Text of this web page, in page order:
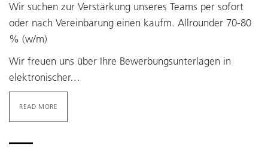
Wir suchen zur Verstärkung unseres Teams per sofort
oder nach Vereinbarung einen kaufm. Allrounder 70-80
% (w/m)
Wir freuen uns über Ihre Bewerbungsunterlagen in
elektronischer…
READ MORE